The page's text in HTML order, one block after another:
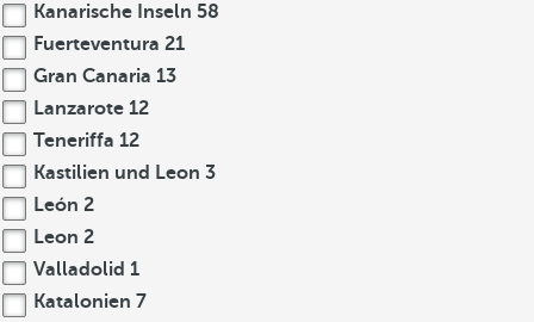
Kanarische Inseln 58
Fuerteventura 21
Gran Canaria 13
Lanzarote 12
Teneriffa 12
Kastilien und Leon 3
León 2
Leon 2
Valladolid 1
Katalonien 7